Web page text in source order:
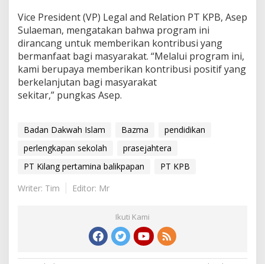
Vice President (VP) Legal and Relation PT KPB, Asep
Sulaeman, mengatakan bahwa program ini
dirancang untuk memberikan kontribusi yang
bermanfaat bagi masyarakat. “Melalui program ini,
kami berupaya memberikan kontribusi positif yang
berkelanjutan bagi masyarakat
sekitar,” pungkas Asep.
Badan Dakwah Islam Bazma
pendidikan
perlengkapan sekolah
prasejahtera
PT Kilang pertamina balikpapan
PT KPB
Writer: Tim
Editor: Mr
Ikuti Kami